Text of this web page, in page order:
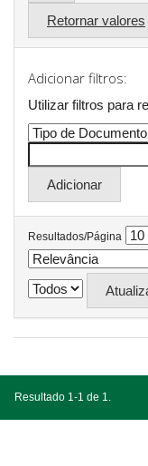
Retornar valores
Adicionar filtros:
Utilizar filtros para
Resultados/Página
Resultado 1-1 de 1.